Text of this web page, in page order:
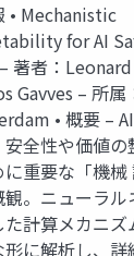
• Mechanistic
for AI
著者：
Gavves – 所
• 概要 –
全性や価値
に重要な「機
。ニューラル
計算メカニ
に解析し、詳